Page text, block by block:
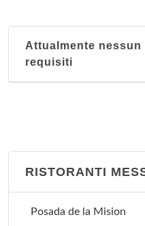
Attualmente
requisiti
RISTORANTI
Posada de la Mision